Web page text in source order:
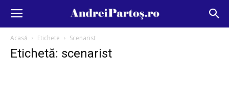
Acasă Etichete Scenarist
Etichetă: scenarist